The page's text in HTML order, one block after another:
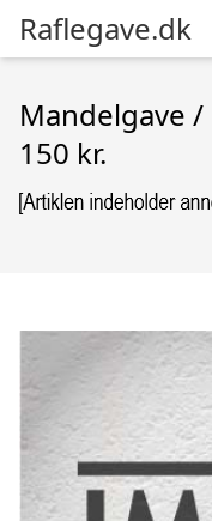
Raflegave.dk
Mandelgave
150 kr.